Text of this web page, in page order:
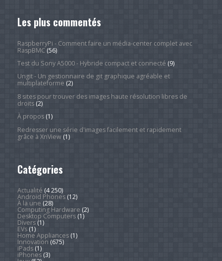
Les plus commentés
RaspberryPi - Comment faire un média-center complet avec
RaspBMC(56)
Test du Sony A5000 - Hybride compact et connecté (9)
Ungit - Un gestionnaire de git graphique agréable et
multiplateforme (2)
8 sites pour trouver des images haute résolution libres de
droits(2)
À propos(1)
Redresser une série d'images facilement et rapidement
grâce à XnView(1)
Catégories
Actualité (4 250)
Android Phones(12)
À la une (28)
Computing Hardware (2)
Desktop Computers(1)
Divers(1)
EVs(1)
Home Appliances(1)
Innovation (675)
iPads(1)
iPhones(3)